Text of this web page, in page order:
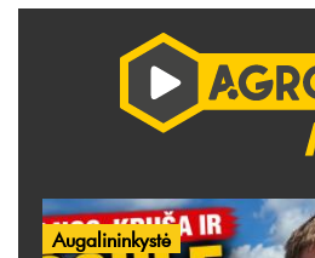
Augalininkystė